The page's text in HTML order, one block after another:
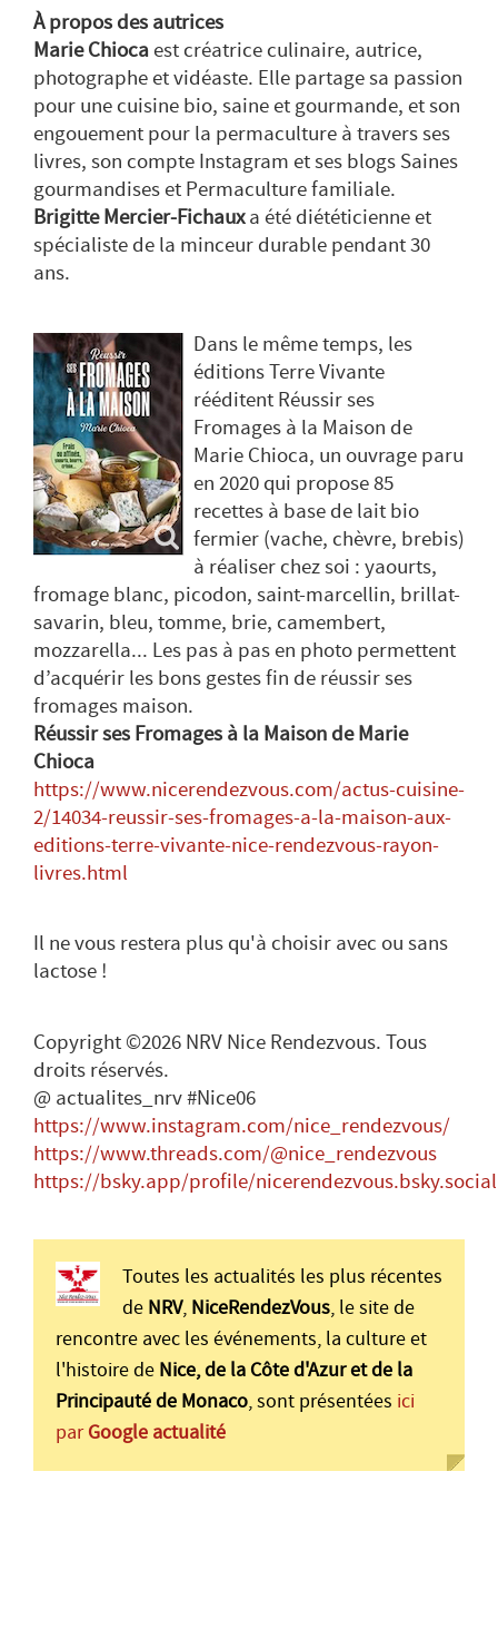
À propos des autrices
Marie Chioca est créatrice culinaire, autrice,
photographe et vidéaste. Elle partage sa passion
pour une cuisine bio, saine et gourmande, et son
engouement pour la permaculture à travers ses
livres, son compte Instagram et ses blogs Saines
gourmandises et Permaculture familiale.
Brigitte Mercier-Fichauxa été diététicienne et
spécialiste de la minceur durable pendant 30
ans.
Dans le même temps, les
éditions Terre Vivante
rééditent Réussir ses
Fromages à la Maison de
Marie Chioca, un ouvrage paru
en 2020 qui propose 85
recettes à base de lait bio
fermier (vache, chèvre, brebis)
à réaliser chez soi : yaourts,
fromage blanc, picodon, saint-marcellin, brillat-
savarin, bleu, tomme, brie, camembert,
mozzarella... Les pas à pas en photo permettent
d’acquérir les bons gestes fin de réussir ses
fromages maison.
Réussir ses Fromages à la Maison de Marie
Chioca
https://www.nicerendezvous.com/actus-cuisine-
2/14034-reussir-ses-fromages-a-la-maison-aux-
editions-terre-vivante-nice-rendezvous-rayon-
livres.html
Il ne vous restera plus qu'à choisir avec ou sans
lactose !
Copyright ©2026 NRV Nice Rendezvous. Tous
droits réservés.
@ actualites_nrv #Nice06
https://www.instagram.com/nice_rendezvous/
https://www.threads.com/@nice_rendezvous
https://bsky.app/profile/nicerendezvous.bsky.social
Toutes les actualités les plus récentes
de NRV, NiceRendezVous, le site de
rencontre avec les événements, la culture et
l'histoire de Nice, de la Côte d'Azur et de la
Principauté de Monaco, sont présentées ici
par Google actualité